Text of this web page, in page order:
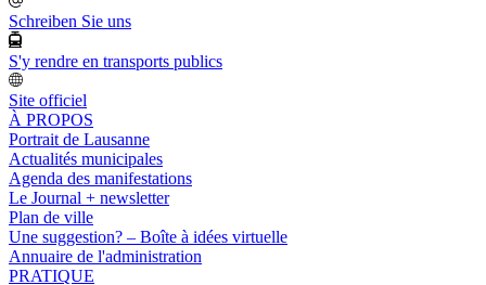
Schreiben Sie uns
S'y rendre en transports publics
Site officiel
À PROPOS
Portrait de Lausanne
Actualités municipales
Agenda des manifestations
Le Journal + newsletter
Plan de ville
Une suggestion? – Boîte à idées virtuelle
Annuaire de l'administration
PRATIQUE